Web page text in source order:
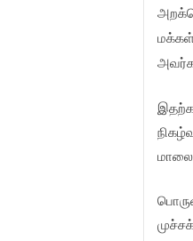
மக்கள்
மாலை